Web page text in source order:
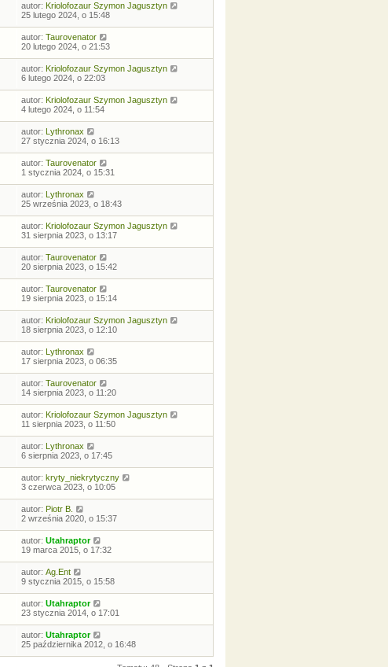
autor: Kriolofozaur Szymon Jagusztyn
25 lutego 2024, o 15:48
autor: Taurovenator
20 lutego 2024, o 21:53
autor: Kriolofozaur Szymon Jagusztyn
6 lutego 2024, o 22:03
autor: Kriolofozaur Szymon Jagusztyn
4 lutego 2024, o 11:54
autor: Lythronax
27 stycznia 2024, o 16:13
autor: Taurovenator
1 stycznia 2024, o 15:31
autor: Lythronax
25 września 2023, o 18:43
autor: Kriolofozaur Szymon Jagusztyn
31 sierpnia 2023, o 13:17
autor: Taurovenator
20 sierpnia 2023, o 15:42
autor: Taurovenator
19 sierpnia 2023, o 15:14
autor: Kriolofozaur Szymon Jagusztyn
18 sierpnia 2023, o 12:10
autor: Lythronax
17 sierpnia 2023, o 06:35
autor: Taurovenator
14 sierpnia 2023, o 11:20
autor: Kriolofozaur Szymon Jagusztyn
11 sierpnia 2023, o 11:50
autor: Lythronax
6 sierpnia 2023, o 17:45
autor: kryty_niekrytyczny
3 czerwca 2023, o 10:05
autor: Piotr B.
2 września 2020, o 15:37
autor: Utahraptor
19 marca 2015, o 17:32
autor: Ag.Ent
9 stycznia 2015, o 15:58
autor: Utahraptor
23 stycznia 2014, o 17:01
autor: Utahraptor
25 października 2012, o 16:48